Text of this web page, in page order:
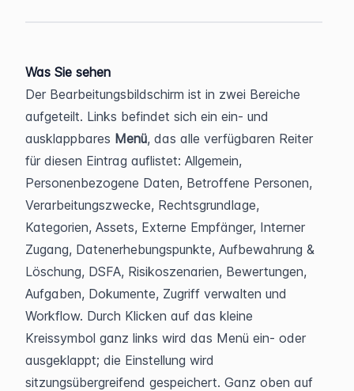
Was Sie sehen
Der Bearbeitungsbildschirm ist in zwei Bereiche
aufgeteilt. Links befindet sich ein ein- und
ausklappbares Menü, das alle verfügbaren Reiter
für diesen Eintrag auflistet: Allgemein,
Personenbezogene Daten, Betroffene Personen,
Verarbeitungszwecke, Rechtsgrundlage,
Kategorien, Assets, Externe Empfänger, Interner
Zugang, Datenerhebungspunkte, Aufbewahrung &
Löschung, DSFA, Risikoszenarien, Bewertungen,
Aufgaben, Dokumente, Zugriff verwalten und
Workflow. Durch Klicken auf das kleine
Kreissymbol ganz links wird das Menü ein- oder
ausgeklappt; die Einstellung wird
sitzungsübergreifend gespeichert. Ganz oben auf